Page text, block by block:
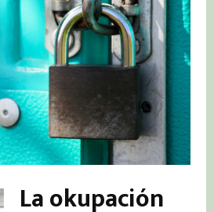
La okupación